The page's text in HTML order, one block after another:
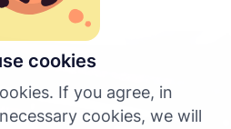
cookies
If you agree, in
cookies, we will